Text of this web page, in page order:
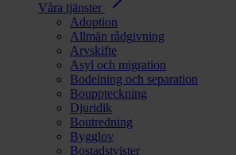
Våra tjänster
Adoption
Allmän rådgivning
Arvskifte
Asyl och migration
Bodelning och separation
Bouppteckning
Djuridik
Boutredning
Bygglov
Bostadstvister